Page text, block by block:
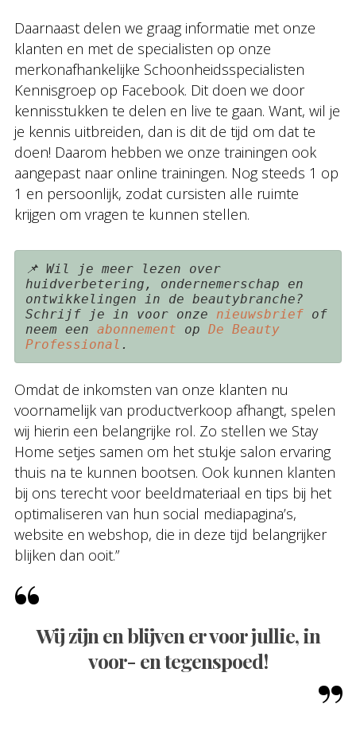
Daarnaast delen we graag informatie met onze
klanten en met de specialisten op onze
merkonafhankelijke Schoonheidsspecialisten
Kennisgroep op Facebook. Dit doen we door
kennisstukken te delen en live te gaan. Want, wil je
je kennis uitbreiden, dan is dit de tijd om dat te
doen! Daarom hebben we onze trainingen ook
aangepast naar online trainingen. Nog steeds 1 op
1 en persoonlijk, zodat cursisten alle ruimte
krijgen om vragen te kunnen stellen.
📌 Wil je meer lezen over
huidverbetering, ondernemerschap en
ontwikkelingen in de beautybranche?
Schrijf je in voor onze nieuwsbrief of
neem een abonnement op De Beauty
Professional .
Omdat de inkomsten van onze klanten nu
voornamelijk van productverkoop afhangt, spelen
wij hierin een belangrijke rol. Zo stellen we Stay
Home setjes samen om het stukje salon ervaring
thuis na te kunnen bootsen. Ook kunnen klanten
bij ons terecht voor beeldmateriaal en tips bij het
optimaliseren van hun social mediapagina’s,
website en webshop, die in deze tijd belangrijker
blijken dan ooit.”
Wij zijn en blijven er voor jullie, in
voor- en tegenspoed!